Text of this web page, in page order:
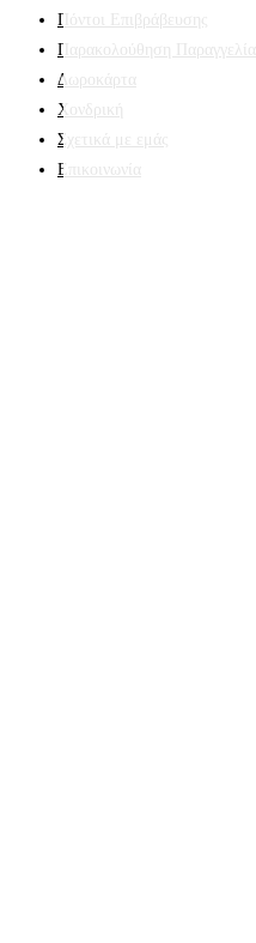
Πόντοι Επιβράβευσης
Παρακολούθηση Παραγγελίας
Δωροκάρτα
Χονδρική
Σχετικά με εμάς
Επικοινωνία